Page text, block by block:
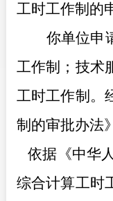
工时工作制的
你单位申
工作制；技术
工时工作制 。
制的审批办法
依据《中华
综合计算工时